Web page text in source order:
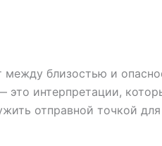
между близостью и
интерпретации,
отправной точкой